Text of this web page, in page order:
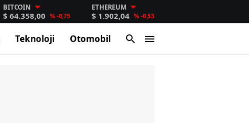
BITCOIN
$ 64.358,00 % -0,75
ETHEREUM
$ 1.902,04 % -0,53
Teknoloji Otomobil